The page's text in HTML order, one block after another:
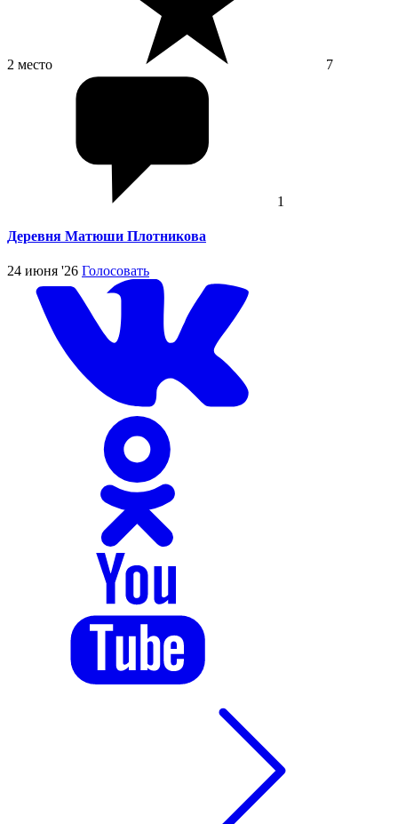
2 место 7
1
Деревня Матюши Плотникова
24 июня '26 Голосовать